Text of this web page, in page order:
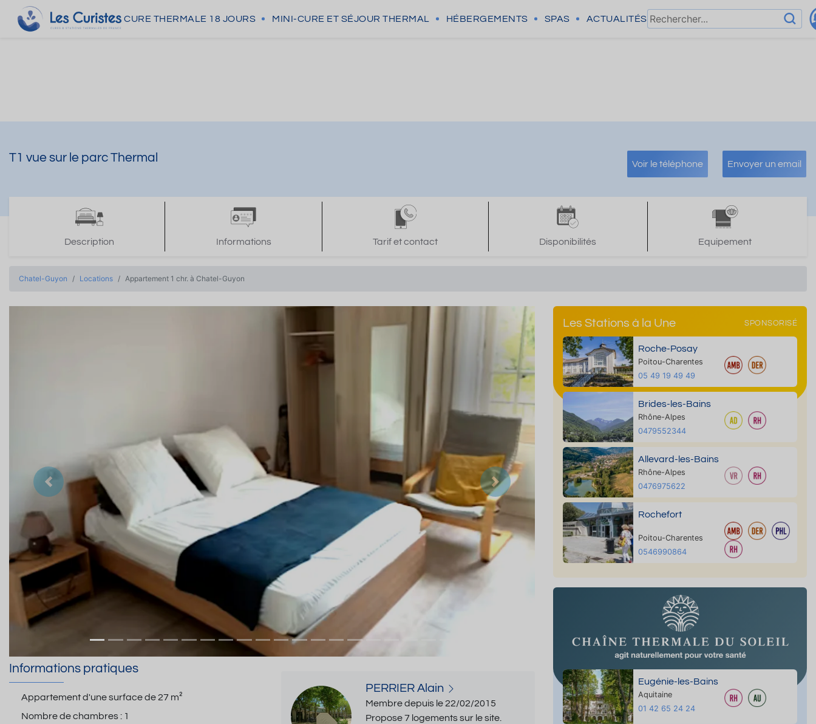
CURE THERMALE 18 JOURS MINI-CURE ET SÉJOUR THERMAL HÉBERGEMENTS SPAS ACTUALITÉS
T1 vue sur le parc Thermal Voir le téléphone Envoyer un email
Description Informations Tarif et contact Disponibilités Equipement
Chatel-Guyon Locations Appartement 1 chr. à Chatel-Guyon
Précedent Suivant
Informations pratiques
Appartement d'une surface de27 m²
Nombre de chambres : 1
PERRIER Alain
Membre depuis le 22/02/2015
Propose 7 logements sur le site.
Les Stations à la Une SPONSORISÉ
Roche-Posay
Poitou-Charentes
05 49 19 49 49
Brides-les-Bains
Rhône-Alpes
0479552344
Allevard-les-Bains
Rhône-Alpes
0476975622
Rochefort
Poitou-Charentes
0546990864
Eugénie-les-Bains
Aquitaine
01 42 65 24 24